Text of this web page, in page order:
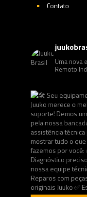
Contato
Uma nova
Remoto